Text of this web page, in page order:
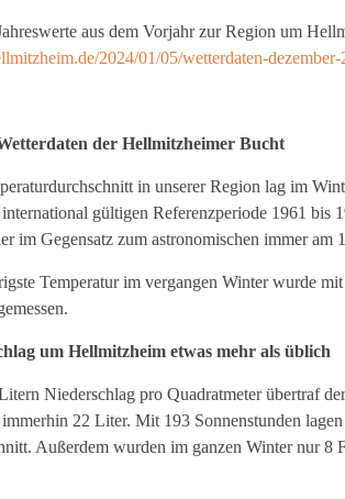
aus dem Vorjahr zur Region um
2024/01/05/wetterdaten-
der Hellmitzheimer Bucht
in unserer Region lag im
gültigen Referenzperiode 1961 bis
im Gegensatz zum astronomischen immer
Temperatur im vergangen Winter wurde
um Hellmitzheim etwas mehr als üblich
Niederschlag pro Quadratmeter übertraf
22 Liter. Mit 193 Sonnenstunden
Außerdem wurden im ganzen Winter nur 8